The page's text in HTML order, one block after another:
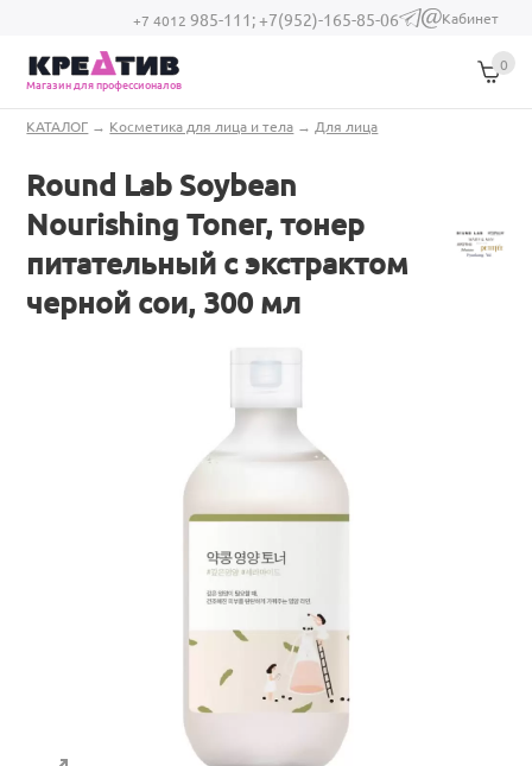
Перейти к основному содержанию
+7 4012 985-111;+7(952)-165-85-06
(link sends e-
Кабинет
Магазин для профессионалов
0
Вы здесь
КАТАЛОГ → Косметика для лица и тела → Для лица
Round Lab Soybean
Nourishing Toner, тонер
питательный с экстрактом
черной сои, 300 мл